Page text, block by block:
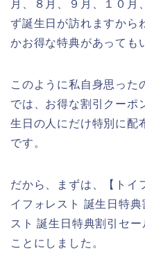
月、８月、９月、１０月
ず誕生日が訪れますから
かお得な特典があっても
このように私自身思った
では、お得な割引クーポ
生日の人にだけ特別に配
です。
だから、まずは、【トイ
イフォレスト 誕生日特
スト 誕生日特典割引セ
ことにしました。